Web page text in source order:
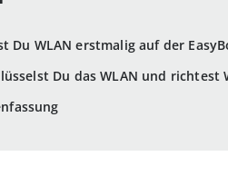
Du WLAN erstmalig auf der
Du das WLAN und richtest